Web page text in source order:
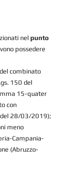
nel punto
possedere
combinato
150 del
15-quater
con
del 28/03/2019);
meno
Campania-
(Abruzzo-